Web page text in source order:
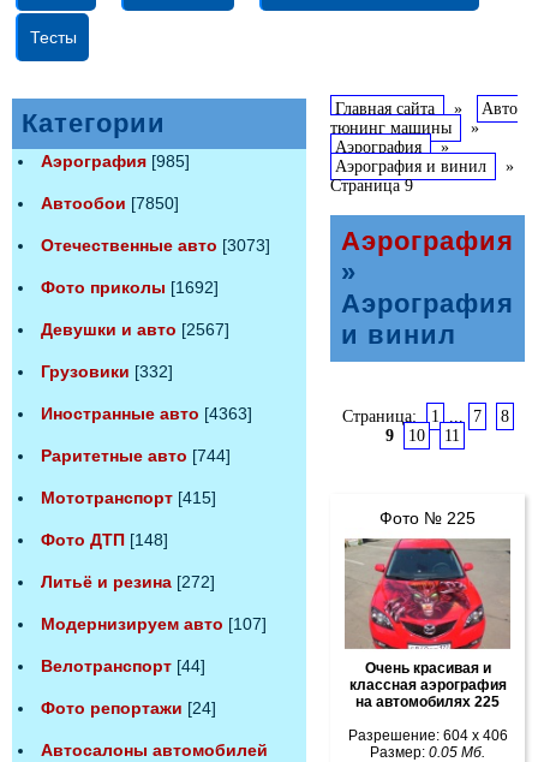
Тесты
Категории
Аэрография [985]
Автообои [7850]
Отечественные авто [3073]
Фото приколы [1692]
Девушки и авто [2567]
Грузовики [332]
Иностранные авто [4363]
Раритетные авто [744]
Мототранспорт [415]
Фото ДТП [148]
Литьё и резина [272]
Модернизируем авто [107]
Велотранспорт [44]
Фото репортажи [24]
Автосалоны автомобилей
Главная сайта »
Авто
тюнинг машины
»
Аэрография »
Аэрография и винил
»
Страница 9
Аэрография
»
Аэрография
и винил
Страница: 1 ... 7
8
9
10 11
Фото № 225
Очень красивая и
классная аэрография
на автомобилях 225
Разрешение: 604 x 406
Размер: 0.05 Мб.